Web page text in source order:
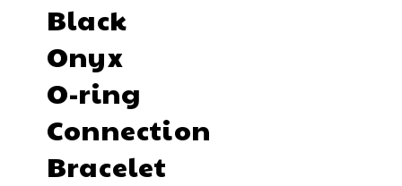
Black
Onyx
O-ring
Connection
Bracelet